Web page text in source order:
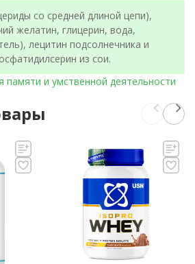
со средней длиной цепи),
желатин, глицерин, вода,
лецитин подсолнечника и
из сои.
памяти и умственной деятельности